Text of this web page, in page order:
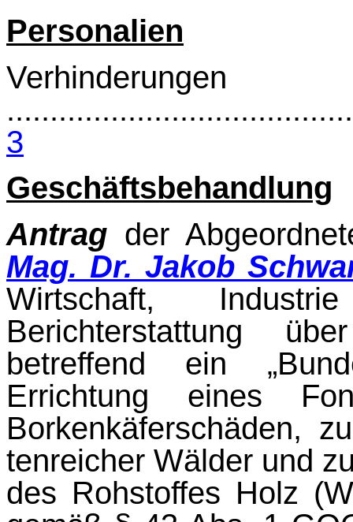
Personalien
Verhinderungen
3
Geschäftsbehandlung
Antrag der
Mag. Dr. Jakob
Wirtschaft,
Berichterstattung
betreffend ein
Errichtung ei­nes
Borkenkäferschäden,
tenreicher Wälder und
des Rohstoffes Holz